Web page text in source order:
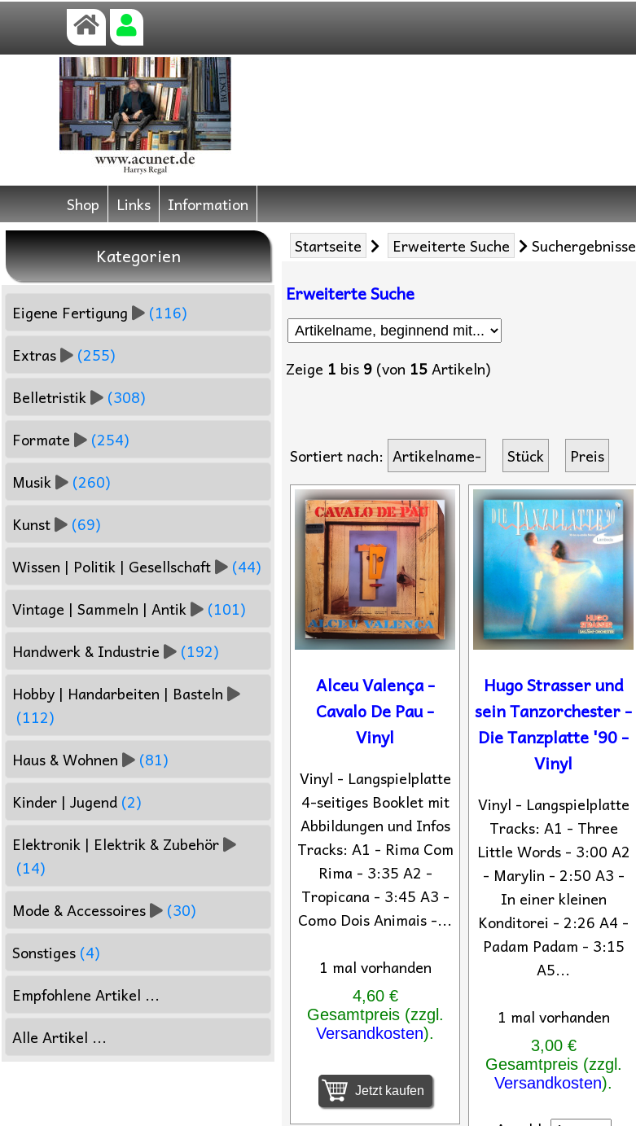
Shop Links Information
Kategorien
Eigene Fertigung
(116)
Extras
(255)
Belletristik
(308)
Formate
(254)
Musik
(260)
Kunst
(69)
Wissen | Politik | Gesellschaft
(44)
Vintage | Sammeln | Antik
(101)
Handwerk & Industrie
(192)
Hobby | Handarbeiten | Basteln
(112)
Haus & Wohnen
(81)
Kinder | Jugend (2)
Elektronik | Elektrik & Zubehör
(14)
Mode & Accessoires
(30)
Sonstiges (4)
Empfohlene Artikel ...
Alle Artikel ...
Startseite Erweiterte Suche Suchergebnisse
Erweiterte Suche
Zeige 1 bis 9 (von 15Artikeln)
Sortiert nach: Artikelname- Stück Preis
Alceu Valença -
Cavalo De Pau -
Vinyl
Vinyl - Langspielplatte
4-seitiges Booklet mit
Abbildungen und Infos
Tracks: A1 - Rima Com
Rima - 3:35 A2 -
Tropicana - 3:45 A3 -
Como Dois Animais -...
1 mal vorhanden
4,60 €
Gesamtpreis (zzgl.
Versandkosten).
Jetzt kaufen
Hugo Strasser und
sein Tanzorchester -
Die Tanzplatte '90 -
Vinyl
Vinyl - Langspielplatte
Tracks: A1 - Three
Little Words - 3:00 A2
- Marylin - 2:50 A3 -
In einer kleinen
Konditorei - 2:26 A4 -
Padam Padam - 3:15
A5...
1 mal vorhanden
3,00 €
Gesamtpreis (zzgl.
Versandkosten).